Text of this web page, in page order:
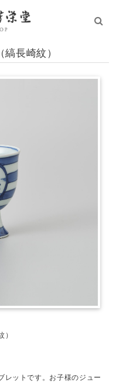
縞長崎紋）
）
レットです。お子様のジュー